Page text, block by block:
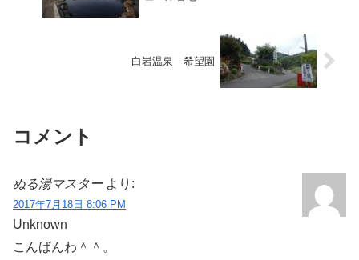
白岩温泉 希望園
コメント
ぬる湯マスター より:
2017年7月18日 8:06 PM
Unknown
こんばんわ＾＾。